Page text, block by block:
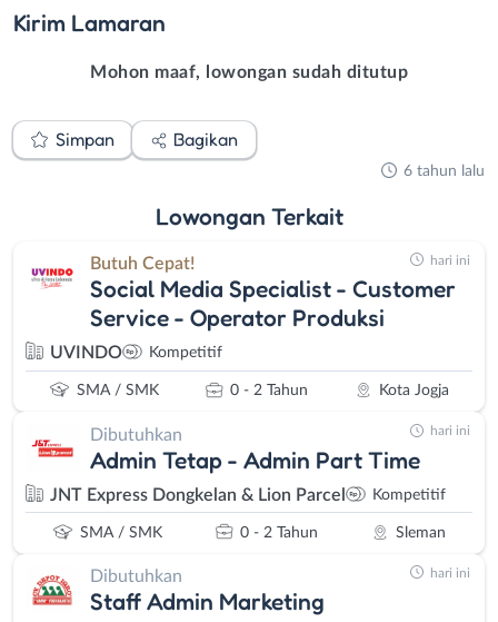
Kirim Lamaran
Mohon maaf, lowongan sudah ditutup
Simpan Bagikan
6 tahun lalu
Lowongan Terkait
Butuh Cepat!
Social Media Specialist - Customer
Service - Operator Produksi
UVINDO Kompetitif
SMA / SMK 0 - 2 Tahun Kota Jogja
hari ini
Dibutuhkan
Admin Tetap - Admin Part Time
JNT Express Dongkelan & Lion Parcel Kompetitif
SMA / SMK 0 - 2 Tahun Sleman
hari ini
Dibutuhkan
Staff Admin Marketing
hari ini